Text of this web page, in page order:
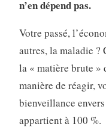
n’en dépend pas.
Votre passé,
autres, la maladie ?
la « matière brute »
manière de réagir,
bienveillance
appartient à 100 %.